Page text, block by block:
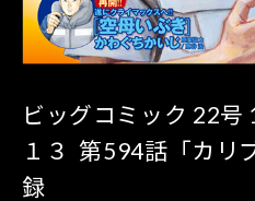
ビッグコミック 22号
１３ 第594話「カリ
録